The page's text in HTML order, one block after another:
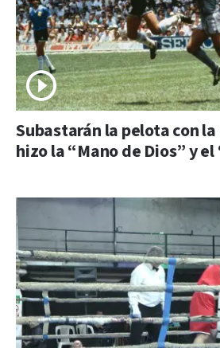
Subastarán la pelota con
hizo la “Mano de Dios” y